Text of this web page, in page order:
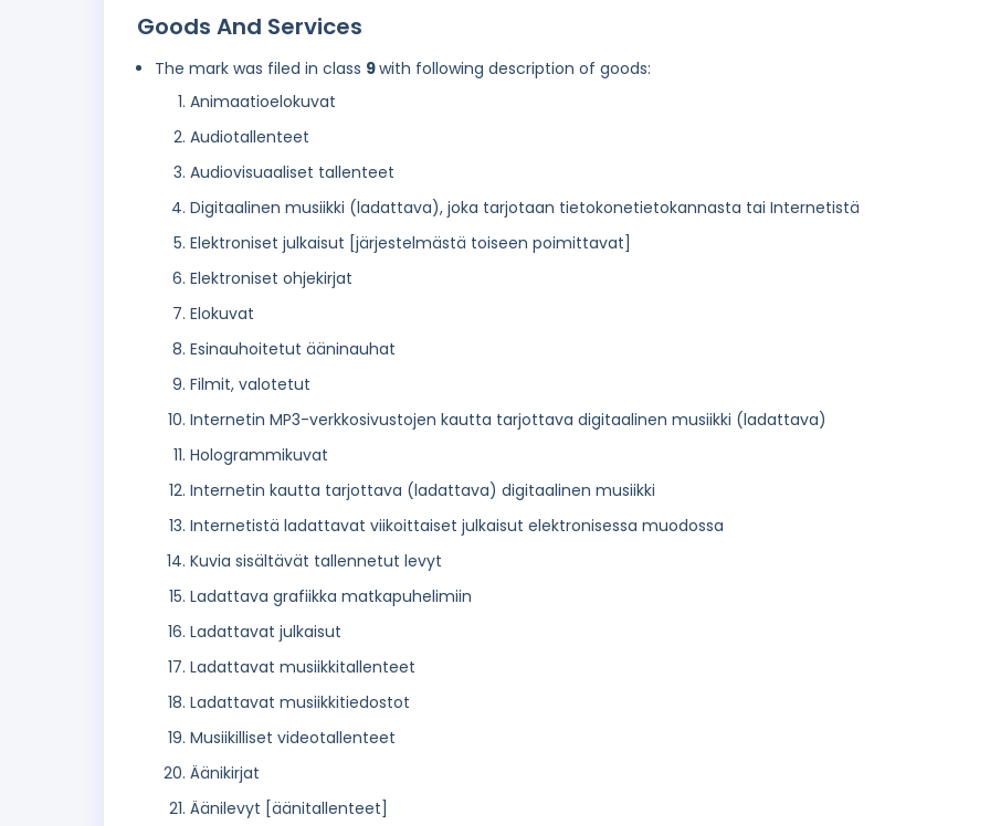
Goods And Services
The mark was filed in class 9with following description of goods:
Animaatioelokuvat
Audiotallenteet
Audiovisuaaliset tallenteet
Digitaalinen musiikki (ladattava), joka tarjotaan tietokonetietokannasta tai Internetistä
Elektroniset julkaisut [järjestelmästä toiseen poimittavat]
Elektroniset ohjekirjat
Elokuvat
Esinauhoitetut ääninauhat
Filmit, valotetut
Internetin MP3-verkkosivustojen kautta tarjottava digitaalinen musiikki (ladattava)
Hologrammikuvat
Internetin kautta tarjottava (ladattava) digitaalinen musiikki
Internetistä ladattavat viikoittaiset julkaisut elektronisessa muodossa
Kuvia sisältävät tallennetut levyt
Ladattava grafiikka matkapuhelimiin
Ladattavat julkaisut
Ladattavat musiikkitallenteet
Ladattavat musiikkitiedostot
Musiikilliset videotallenteet
Äänikirjat
Äänilevyt [äänitallenteet]